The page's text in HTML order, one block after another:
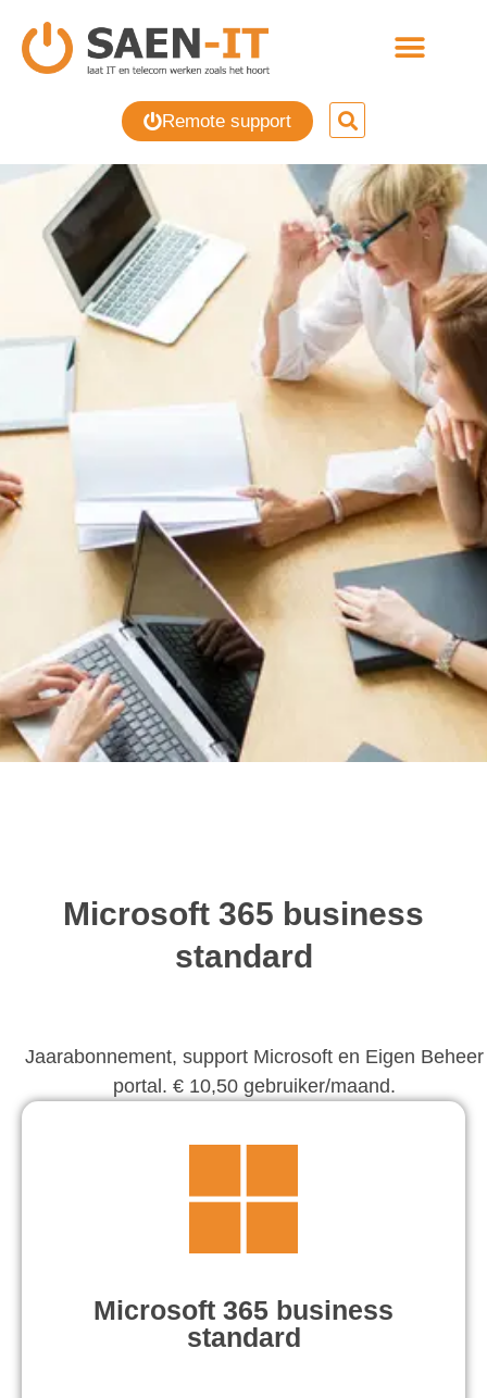
Remote support
standard
Microsoft 365 business
standard
Jaarabonnement, support Microsoft en Eigen Beheer
portal. € 10,50 gebruiker/maand.
Microsoft 365 business
standard